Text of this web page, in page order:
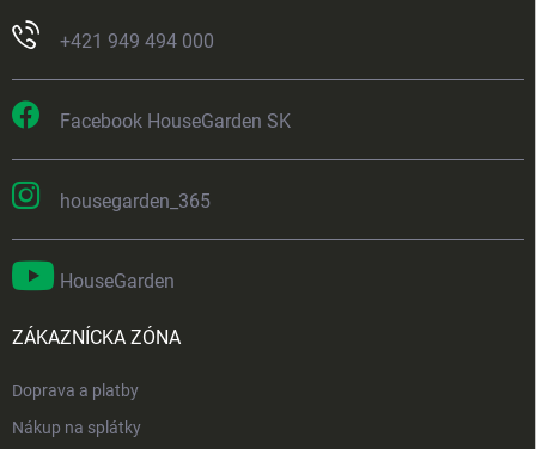
+421 949 494 000
Facebook HouseGarden SK
housegarden_365
HouseGarden
ZÁKAZNÍCKA ZÓNA
Doprava a platby
Nákup na splátky